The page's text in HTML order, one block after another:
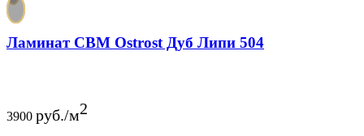
Ламинат CBM Ostrost Дуб Липи 504
3900 руб./м2